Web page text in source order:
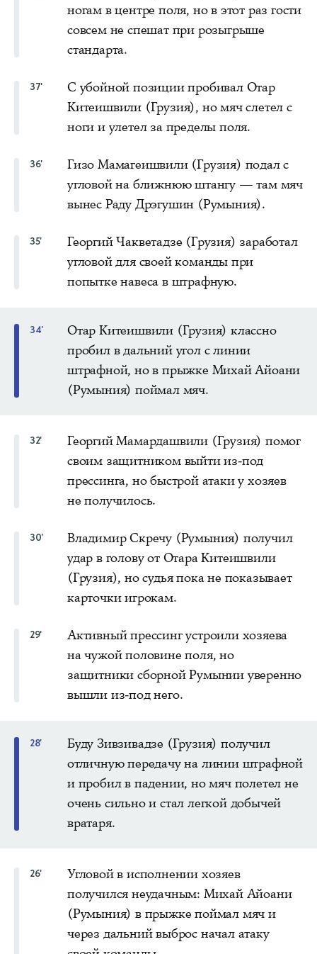
ногам в центре поля, но в этот раз гости
совсем не спешат при розыгрыше
стандарта.
37'
С убойной позиции пробивал Отар
Китеишвили (Грузия), но мяч слетел с
ноги и улетел за пределы поля.
36'
Гизо Мамагеишвили (Грузия) подал с
угловой на ближнюю штангу — там мяч
вынес Раду Дрэгушин (Румыния).
35'
Георгий Чакветадзе (Грузия) заработал
угловой для своей команды при
попытке навеса в штрафную.
34'
Отар Китеишвили (Грузия) классно
пробил в дальний угол с линии
штрафной, но в прыжке Михай Айоани
(Румыния) поймал мяч.
32'
Георгий Мамардашвили (Грузия) помог
своим защитником выйти из-под
прессинга, но быстрой атаки у хозяев
не получилось.
30'
Владимир Скречу (Румыния) получил
удар в голову от Отара Китеишвили
(Грузия), но судья пока не показывает
карточки игрокам.
29'
Активный прессинг устроили хозяева
на чужой половине поля, но
защитники сборной Румынии уверенно
вышли из-под него.
28'
Буду Зивзивадзе (Грузия) получил
отличную передачу на линии штрафной
и пробил в падении, но мяч полетел не
очень сильно и стал легкой добычей
вратаря.
26'
Угловой в исполнении хозяев
получился неудачным: Михай Айоани
(Румыния) в прыжке поймал мяч и
через дальний выброс начал атаку